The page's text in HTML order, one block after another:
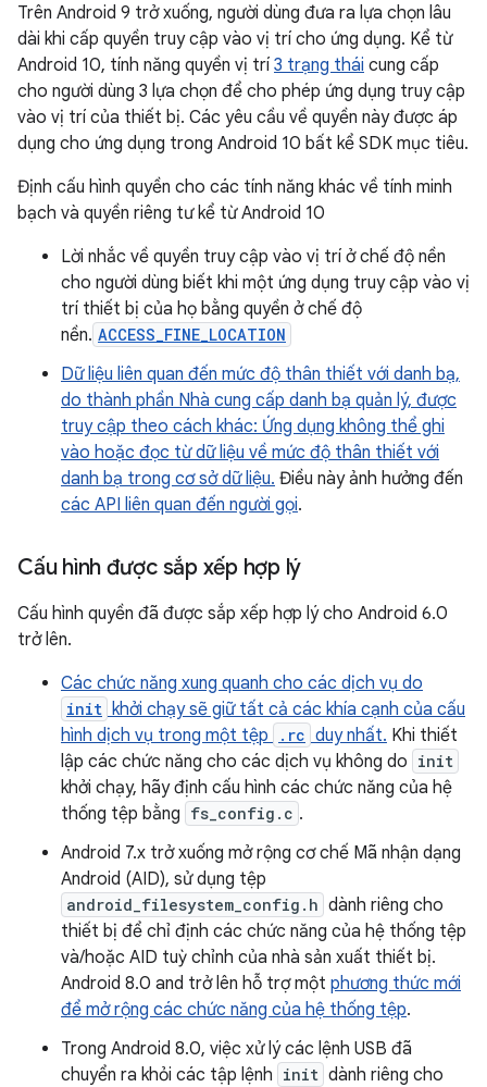
Trên Android 9 trở xuống, người dùng đưa ra lựa chọn lâu
dài khi cấp quyền truy cập vào vị trí cho ứng dụng. Kể từ
Android 10, tính năng quyền vị trí 3 trạng thái cung cấp
cho người dùng 3 lựa chọn để cho phép ứng dụng truy cập
vào vị trí của thiết bị. Các yêu cầu về quyền này được áp
dụng cho ứng dụng trong Android 10 bất kể SDK mục tiêu.
Định cấu hình quyền cho các tính năng khác về tính minh
bạch và quyền riêng tư kể từ Android 10
Lời nhắc về quyền truy cập vào vị trí ở chế độ nền
cho người dùng biết khi một ứng dụng truy cập vào vị
trí thiết bị của họ bằng quyền ở chế độ
nền. ACCESS_FINE_LOCATION
Dữ liệu liên quan đến mức độ thân thiết với danh bạ,
do thành phần Nhà cung cấp danh bạ quản lý, được
truy cập theo cách khác: Ứng dụng không thể ghi
vào hoặc đọc từ dữ liệu về mức độ thân thiết với
danh bạ trong cơ sở dữ liệu. Điều này ảnh hưởng đến
các API liên quan đến người gọi.
Cấu hình được sắp xếp hợp lý
Cấu hình quyền đã được sắp xếp hợp lý cho Android 6.0
trở lên.
Các chức năng xung quanh cho các dịch vụ do
init khởi chạy sẽ giữ tất cả các khía cạnh của cấu
hình dịch vụ trong một tệp
.rc duy nhất. Khi thiết
lập các chức năng cho các dịch vụ không do init
khởi chạy, hãy định cấu hình các chức năng của hệ
thống tệp bằng fs_config.c .
Android 7.x trở xuống mở rộng cơ chế Mã nhận dạng
Android (AID), sử dụng tệp
android_filesystem_config.h dành riêng cho
thiết bị để chỉ định các chức năng của hệ thống tệp
và/hoặc AID tuỳ chỉnh của nhà sản xuất thiết bị.
Android 8.0 and trở lên hỗ trợ một phương thức mới
để mở rộng các chức năng của hệ thống tệp.
Trong Android 8.0, việc xử lý các lệnh USB đã
chuyển ra khỏi các tập lệnh init dành riêng cho